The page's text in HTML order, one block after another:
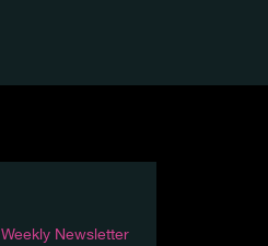
Weekly Newsletter